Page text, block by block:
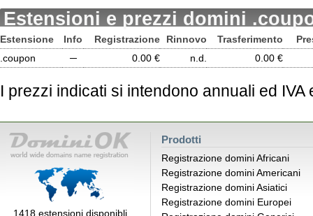
Estensioni e prezzi domini
Estensione Info Registrazione Rinnovo Trasferimento
.coupon
─ 0.00 € n.d. 0.00 €
I prezzi indicati si intendono annuali ed IVA
1418 estensioni disponibli
Prodotti
Registrazione domini Africani
Registrazione domini Americani
Registrazione domini Asiatici
Registrazione domini Europei